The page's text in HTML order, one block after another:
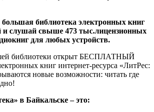
библиотека электронных книг
и слушай свыше 473 тыс.лицензионных
для любых устройств.
библиотеки открыт БЕСПЛАТНЫЙ
книг интернет-ресурса «ЛитРес:
новые возможности: читать где
в Байкальске – это: